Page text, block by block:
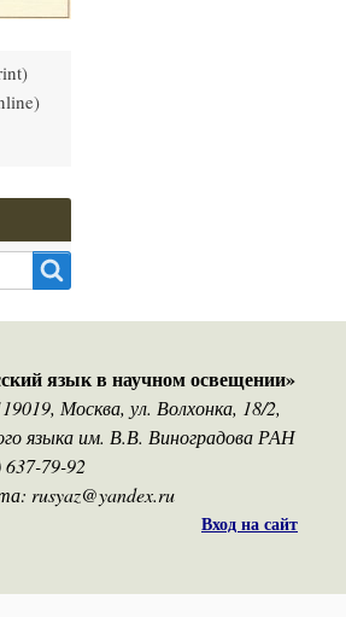
язык в научном освещении»
Москва, ул. Волхонка, 18/2,
языка им. В.В. Виноградова РАН
79-92
rusyaz@yandex.ru
Вход на сайт